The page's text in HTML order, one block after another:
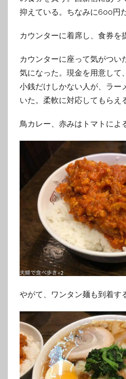
抑えている。ちなみに600円
カウンターに着席し、食券を
カウンターに座って気がつい
気になった。現金を用意して
小銭だけしかない人が、ラー
いた。柔軟に対応してもらえ
鳥カレー、赤みはトマトによ
やがて、ワンタン麺も到着す